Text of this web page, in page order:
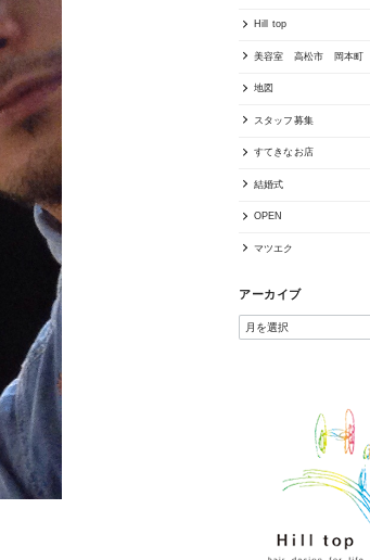
Hill top
美容室 高松市 岡本町
地図
スタッフ募集
すてきなお店
結婚式
OPEN
マツエク
アーカイブ